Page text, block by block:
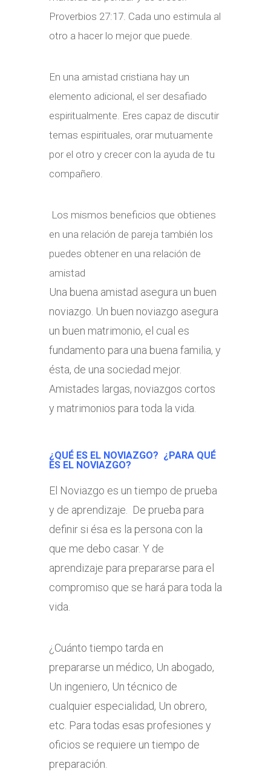
Proverbios 27:17. Cada uno estimula al
otro a hacer lo mejor que puede.
En una amistad cristiana hay un
elemento adicional, el ser desafiado
espiritualmente. Eres capaz de discutir
temas espirituales, orar mutuamente
por el otro y crecer con la ayuda de tu
compañero.
Los mismos beneficios que obtienes
en una relación de pareja también los
puedes obtener en una relación de
amistad
Una buena amistad asegura un buen
noviazgo. Un buen noviazgo asegura
un buen matrimonio, el cual es
fundamento para una buena familia, y
ésta, de una sociedad mejor.
Amistades largas, noviazgos cortos
y matrimonios para toda la vida.
¿QUÉ ES EL NOVIAZGO? ¿PARA QUÉ
ES EL NOVIAZGO?
El Noviazgo es un tiempo de prueba
y de aprendizaje. De prueba para
definir si ésa es la persona con la
que me debo casar. Y de
aprendizaje para prepararse para el
compromiso que se hará para toda la
vida.
¿Cuánto tiempo tarda en
prepararse un médico, Un abogado,
Un ingeniero, Un técnico de
cualquier especialidad, Un obrero,
etc. Para todas esas profesiones y
oficios se requiere un tiempo de
preparación.